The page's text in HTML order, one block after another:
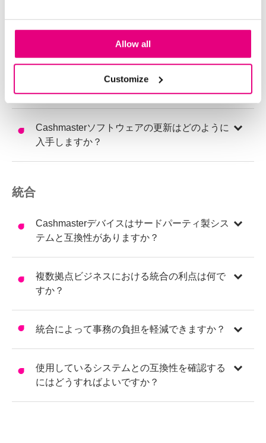
Allow all
Customize
Cashmaster Connectソフトウェアのシステム
Cashmasterソフトウェアは複数拠点ビジネス
Cashmasterソフトウェアの更新はどのように
入手しますか？
統合
Cashmasterデバイスはサードパーティ製シス
テムと互換性がありますか？
複数拠点ビジネスにおける統合の利点は何で
すか？
統合によって事務の負担を軽減できますか？
使用しているシステムとの互換性を確認する
にはどうすればよいですか？